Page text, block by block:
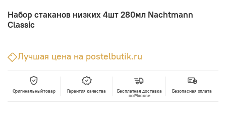
Набор стаканов низких 4шт 280мл Nachtmann
Classic
Лучшая цена на postelbutik.ru
Оригинальный товар Гарантия качества
Бесплатная доставка
по Москве
Безопасная оплата